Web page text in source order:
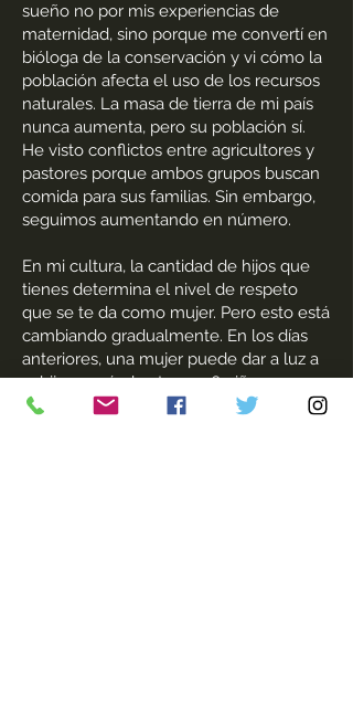
sueño no por mis experiencias de
maternidad, sino porque me convertí en
bióloga de la conservación y vi cómo la
población afecta el uso de los recursos
naturales. La masa de tierra de mi país
nunca aumenta, pero su población sí.
He visto conflictos entre agricultores y
pastores porque ambos grupos buscan
comida para sus familias. Sin embargo,
seguimos aumentando en número.
En mi cultura, la cantidad de hijos que
tienes determina el nivel de respeto
que se te da como mujer. Pero esto está
cambiando gradualmente. En los días
anteriores, una mujer puede dar a luz a
11 hijos y más, hasta que 6 niños se
convirtieron en el mínimo. Ahora la